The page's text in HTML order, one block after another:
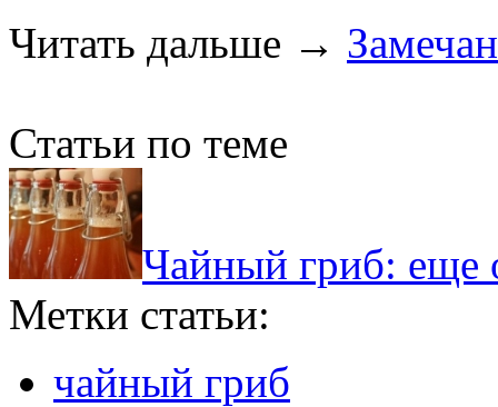
Читать дальше →
Статьи по теме
Чайный гриб: еще
Метки статьи:
чайный гриб